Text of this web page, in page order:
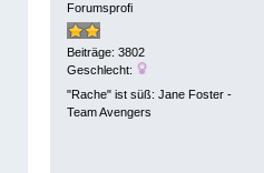
Forumsprofi
Beiträge: 3802
Geschlecht:
"Rache" ist süß: Jane Foster -
Team Avengers